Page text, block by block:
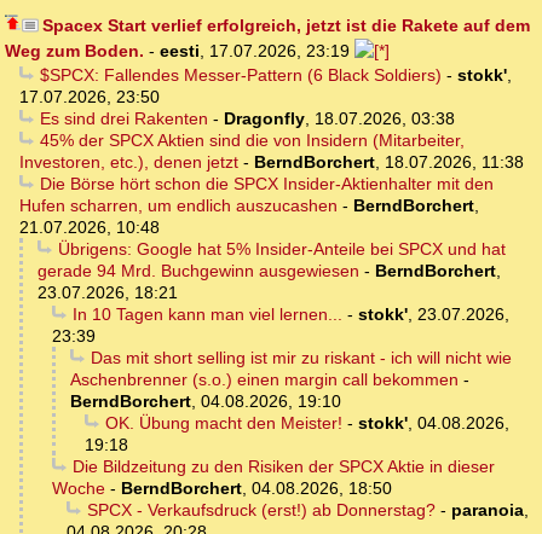
Spacex Start verlief erfolgreich, jetzt ist die Rakete auf dem
Weg zum Boden. - eesti, 17.07.2026, 23:19
$SPCX: Fallendes Messer-Pattern (6 Black Soldiers) - stokk',
17.07.2026, 23:50
Es sind drei Rakenten - Dragonfly, 18.07.2026, 03:38
45% der SPCX Aktien sind die von Insidern (Mitarbeiter,
Investoren, etc.), denen jetzt - BerndBorchert, 18.07.2026, 11:38
Die Börse hört schon die SPCX Insider-Aktienhalter mit den
Hufen scharren, um endlich auszucashen - BerndBorchert,
21.07.2026, 10:48
Übrigens: Google hat 5% Insider-Anteile bei SPCX und hat
gerade 94 Mrd. Buchgewinn ausgewiesen - BerndBorchert,
23.07.2026, 18:21
In 10 Tagen kann man viel lernen... - stokk', 23.07.2026,
23:39
Das mit short selling ist mir zu riskant - ich will nicht wie
Aschenbrenner (s.o.) einen margin call bekommen -
BerndBorchert, 04.08.2026, 19:10
OK. Übung macht den Meister! - stokk', 04.08.2026,
19:18
Die Bildzeitung zu den Risiken der SPCX Aktie in dieser
Woche - BerndBorchert, 04.08.2026, 18:50
SPCX - Verkaufsdruck (erst!) ab Donnerstag?- paranoia,